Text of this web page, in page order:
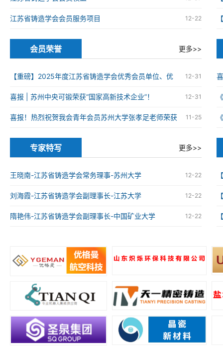
12-22
江苏省铸造学会会员服务项目
会员荣誉 更多>>
12-31
【重磅】2025年度江苏省铸造学会优秀会员单位、优
秀科技工作者、优秀青年科技工作者获奖名单 12-31
喜报 | 苏州中央可锻荣获“国家高新技术企业”！
11-25
喜报！热烈祝贺我会青年会员苏州大学张孝足老师荣获
2025年度资源循环利用领域优秀博士学位论文
专家特写 更多>>
12-22
王晓南-江苏省铸造学会常务理事-苏州大学
12-22
刘海霞-江苏省铸造学会副理事长-江苏大学
12-22
隋艳伟-江苏省铸造学会副理事长-中国矿业大学